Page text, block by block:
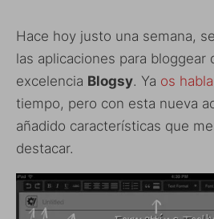
Hace hoy justo una semana,
las aplicaciones para bloggear
excelencia Blogsy. Ya os
tiempo, pero con esta nueva
añadido características que
destacar.